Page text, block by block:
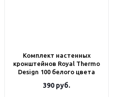
Комплект настенных
кронштейнов Royal Thermo
Design 100 белого цвета
390 руб.